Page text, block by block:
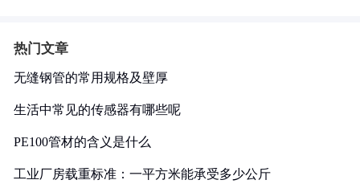
热门文章
无缝钢管的常用规格及壁厚
生活中常见的传感器有哪些呢
PE100管材的含义是什么
工业厂房载重标准：一平方米能承受多少公斤